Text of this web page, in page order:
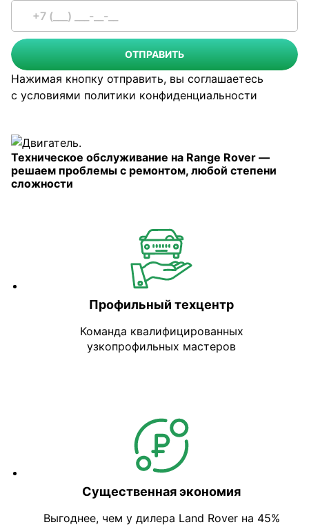
ОТПРАВИТЬ
Нажимая кнопку отправить, вы соглашаетесь
с условиями политики конфиденциальности
Техническое обслуживание на Range Rover —
решаем проблемы с ремонтом, любой степени
сложности
Профильный техцентр
Команда квалифицированных
узкопрофильных мастеров
Существенная экономия
Выгоднее, чем у дилера Land Rover на 45%